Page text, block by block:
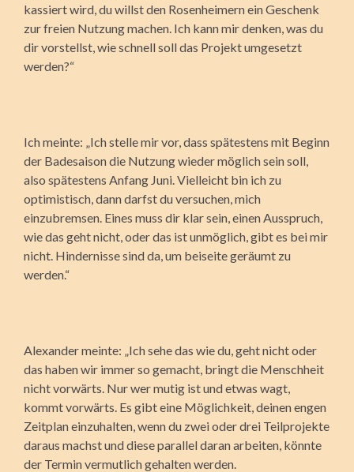
kassiert wird, du willst den Rosenheimern ein Geschenk
zur freien Nutzung machen. Ich kann mir denken, was du
dir vorstellst, wie schnell soll das Projekt umgesetzt
werden?“
Ich meinte: „Ich stelle mir vor, dass spätestens mit Beginn
der Badesaison die Nutzung wieder möglich sein soll,
also spätestens Anfang Juni. Vielleicht bin ich zu
optimistisch, dann darfst du versuchen, mich
einzubremsen. Eines muss dir klar sein, einen Ausspruch,
wie das geht nicht, oder das ist unmöglich, gibt es bei mir
nicht. Hindernisse sind da, um beiseite geräumt zu
werden.“
Alexander meinte: „Ich sehe das wie du, geht nicht oder
das haben wir immer so gemacht, bringt die Menschheit
nicht vorwärts. Nur wer mutig ist und etwas wagt,
kommt vorwärts. Es gibt eine Möglichkeit, deinen engen
Zeitplan einzuhalten, wenn du zwei oder drei Teilprojekte
daraus machst und diese parallel daran arbeiten, könnte
der Termin vermutlich gehalten werden.